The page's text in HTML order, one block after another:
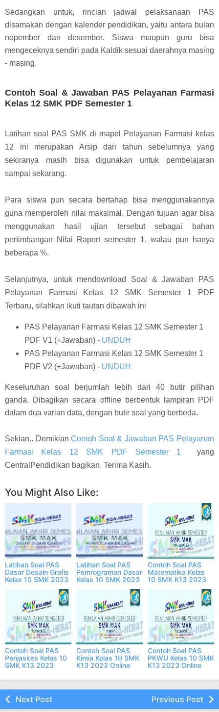
Sedangkan untuk, rincian jadwal pelaksanaan PAS
disamakan dengan kalender pendidikan, yaitu antara bulan
nopember dan desember. Siswa maupun guru bisa
mengeceknya sendiri pada Kaldik sesuai daerahnya masing
- masing.
Contoh Soal & Jawaban PAS Pelayanan Farmasi
Kelas 12 SMK PDF Semester 1
Latihan soal PAS SMK di mapel Pelayanan Farmasi kelas
12 ini merupakan Arsip dari tahun sebelumnya yang
sekiranya masih bisa digunakan untuk pembelajaran
sampai sekarang.
Para siswa pun secara bertahap bisa menggunakannya
guna memperoleh nilai maksimal. Dengan tujuan agar bisa
menggunakan hasil ujian tersebut sebagai bahan
pertimbangan Nilai Raport semester 1, walau pun hanya
beberapa %.
Selanjutnya, untuk mendownload Soal & Jawaban PAS
Pelayanan Farmasi Kelas 12 SMK Semester 1 PDF
Terbaru, silahkan ikuti tautan dibawah ini
PAS Pelayanan Farmasi Kelas 12 SMK Semester 1
PDF V1 (+Jawaban) - UNDUH
PAS Pelayanan Farmasi Kelas 12 SMK Semester 1
PDF V2 (+Jawaban) - UNDUH
Keseluruhan soal berjumlah lebih dari 40 butir pilihan
ganda. Dibagikan secara offline berbentuk lampiran PDF
dalam dua varian data, dengan butir soal yang berbeda.
Sekian.. DemikianContoh Soal & Jawaban PAS Pelayanan
Farmasi Kelas 12 SMK PDF Semester 1 yang
CentralPendidikan bagikan. Terima Kasih.
You Might Also Like:
Latihan Soal PAS
Dasar Desain Grafis
Kelas 10 SMK 2023
Latihan Soal PAS
Pemrograman Dasar
Kelas 10 SMK 2023
Contoh Soal PAS
Matematika Kelas
10 SMK K13 2023
Contoh Soal PAS
Penjaskes Kelas 10
SMK K13 2023
Contoh Soal PAS
Kimia Kelas 10 SMK
K13 2023 Online
Contoh Soal PAS
PKWU Kelas 10 SMK
K13 2023 Online
Next Post Previous Post